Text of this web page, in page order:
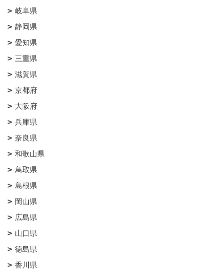
岐阜県
静岡県
愛知県
三重県
滋賀県
京都府
大阪府
兵庫県
奈良県
和歌山県
鳥取県
島根県
岡山県
広島県
山口県
徳島県
香川県